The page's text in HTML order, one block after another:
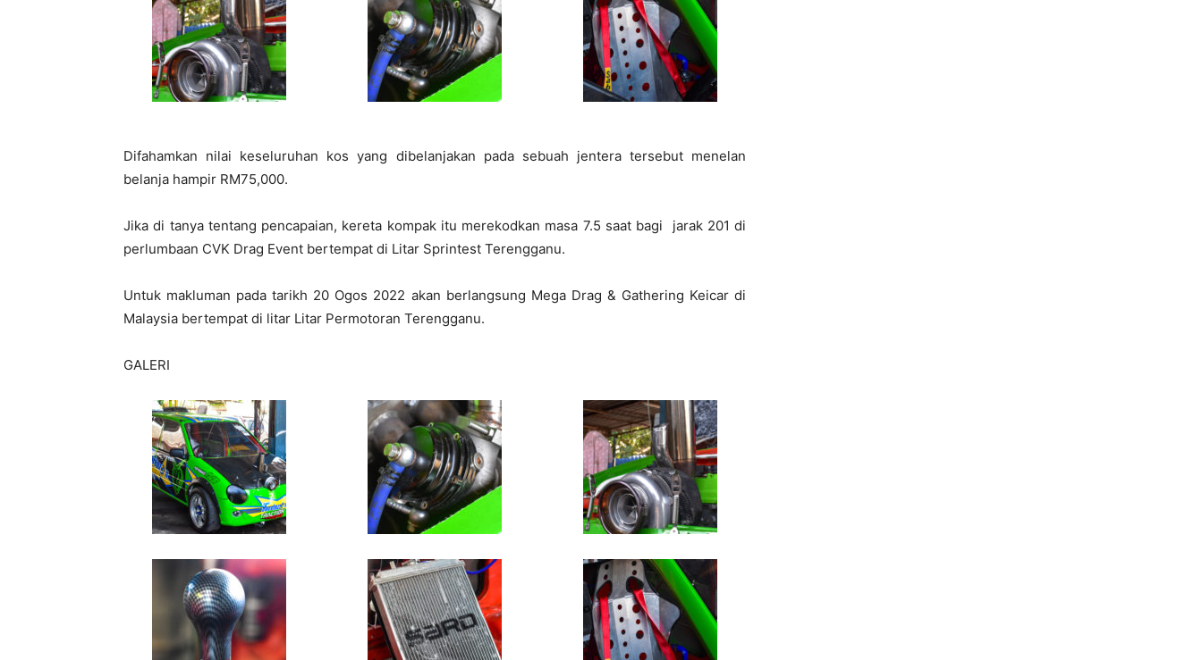
Difahamkan nilai keseluruhan kos yang dibelanjakan pada sebuah jentera tersebut menelan
belanja hampir RM75,000.
Jika di tanya tentang pencapaian, kereta kompak itu merekodkan masa 7.5 saat bagi jarak 201 di
perlumbaan CVK Drag Event bertempat di Litar Sprintest Terengganu.
Untuk makluman pada tarikh 20 Ogos 2022 akan berlangsung Mega Drag & Gathering Keicar di
Malaysia bertempat di litar Litar Permotoran Terengganu.
GALERI